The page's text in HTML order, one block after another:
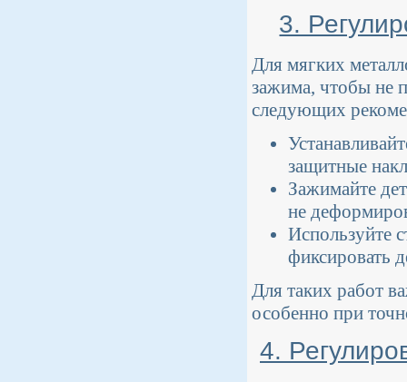
3.
Для мягких
зажима, чтобы не
следующих
защитные
Зажимайте
не
Используйте
фиксировать
Для таких работ
особенно при
4.